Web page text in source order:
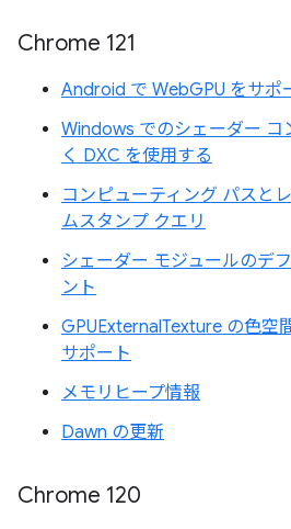
Chrome 121
Android で WebGPU をサポ
Windows でのシェーダー コ
く DXC を使用する
コンピューティング パスと
ムスタンプ クエリ
シェーダー モジュールのデ
ント
GPUExternalTexture の色空
サポート
メモリヒープ情報
Dawn の更新
Chrome 120